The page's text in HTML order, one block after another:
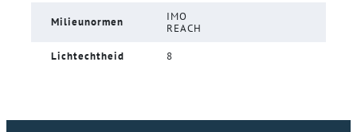
Milieunormen
IMO
REACH
Lichtechtheid 8